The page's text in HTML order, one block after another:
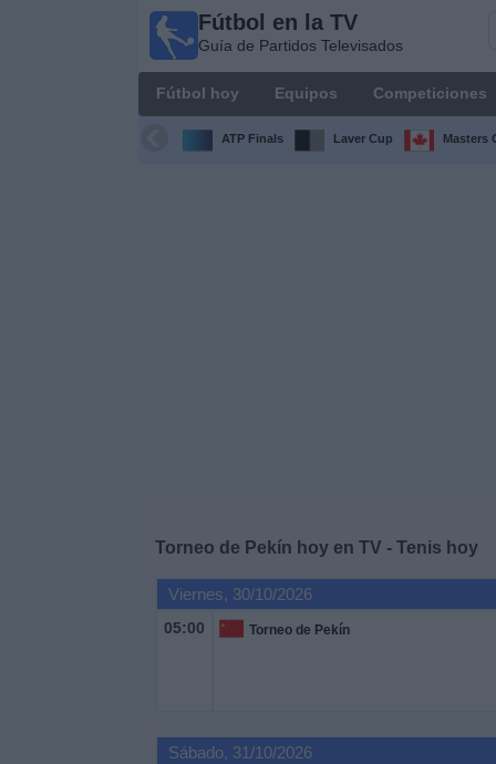
Fútbol en la TV
Guía de Partidos Televisados
Fútbol hoy Equipos Competiciones
ATP Finals Laver Cup Masters
Torneo de Pekín hoy en TV - Tenis hoy
Viernes, 30/10/2026
05:00 Torneo de Pekín
Sábado, 31/10/2026